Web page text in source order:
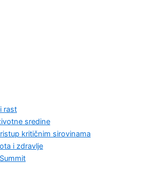
rast
sredine
kritičnim sirovinama
i zdravlje